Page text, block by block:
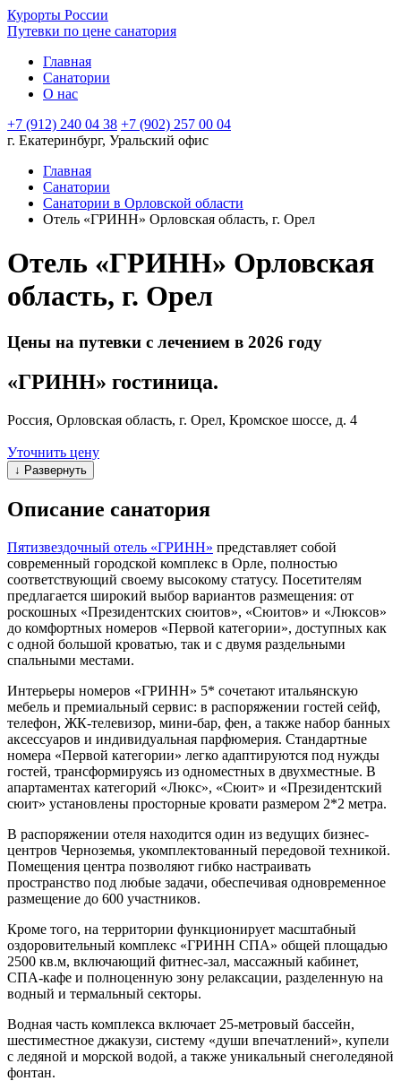
Курорты России
Путевки по цене санатория
Главная
Санатории
О нас
+7 (912) 240 04 38 +7 (902) 257 00 04
г. Екатеринбург, Уральский офис
Главная
Санатории
Санатории в Орловской области
Отель «ГРИНН» Орловская область, г. Орел
Отель «ГРИНН» Орловская
область, г. Орел
Цены на путевки с лечением в 2026 году
«ГРИНН» гостиница.
Россия, Орловская область, г. Орел, Кромское шоссе, д. 4
Уточнить цену
↓ Развернуть
Описание санатория
Пятизвездочный отель «ГРИНН» представляет собой
современный городской комплекс в Орле, полностью
соответствующий своему высокому статусу. Посетителям
предлагается широкий выбор вариантов размещения: от
роскошных «Президентских сюитов», «Сюитов» и «Люксов»
до комфортных номеров «Первой категории», доступных как
с одной большой кроватью, так и с двумя раздельными
спальными местами.
Интерьеры номеров «ГРИНН» 5* сочетают итальянскую
мебель и премиальный сервис: в распоряжении гостей сейф,
телефон, ЖК-телевизор, мини-бар, фен, а также набор банных
аксессуаров и индивидуальная парфюмерия. Стандартные
номера «Первой категории» легко адаптируются под нужды
гостей, трансформируясь из одноместных в двухместные. В
апартаментах категорий «Люкс», «Сюит» и «Президентский
сюит» установлены просторные кровати размером 2*2 метра.
В распоряжении отеля находится один из ведущих бизнес-
центров Черноземья, укомплектованный передовой техникой.
Помещения центра позволяют гибко настраивать
пространство под любые задачи, обеспечивая одновременное
размещение до 600 участников.
Кроме того, на территории функционирует масштабный
оздоровительный комплекс «ГРИНН СПА» общей площадью
2500 кв.м, включающий фитнес-зал, массажный кабинет,
СПА-кафе и полноценную зону релаксации, разделенную на
водный и термальный секторы.
Водная часть комплекса включает 25-метровый бассейн,
шестиместное джакузи, систему «души впечатлений», купели
с ледяной и морской водой, а также уникальный снеголедяной
фонтан.